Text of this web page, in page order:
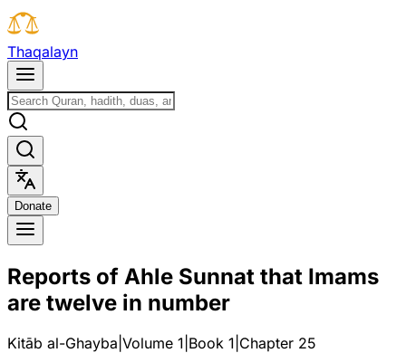
Thaqalayn
Donate
Reports of Ahle Sunnat that Imams
are twelve in number
Kitāb al-Ghayba Volume 1 Book 1 Chapter 25